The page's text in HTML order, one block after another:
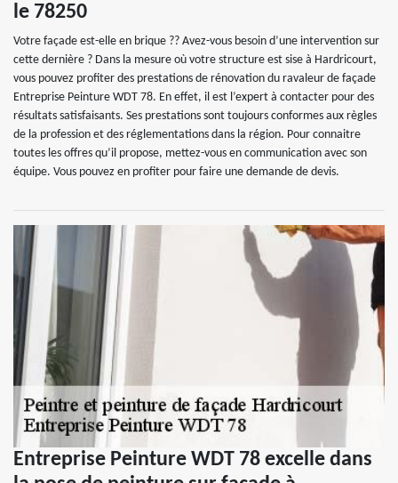
le 78250
Votre façade est-elle en brique ?? Avez-vous besoin d’une intervention sur
cette dernière ? Dans la mesure où votre structure est sise à Hardricourt,
vous pouvez profiter des prestations de rénovation du ravaleur de façade
Entreprise Peinture WDT 78. En effet, il est l’expert à contacter pour des
résultats satisfaisants. Ses prestations sont toujours conformes aux règles
de la profession et des réglementations dans la région. Pour connaitre
toutes les offres qu’il propose, mettez-vous en communication avec son
équipe. Vous pouvez en profiter pour faire une demande de devis.
Entreprise Peinture WDT 78 excelle dans